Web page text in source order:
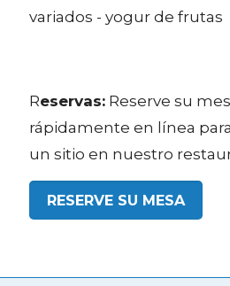
variados - yogur de frutas
Reservas: Reserve su
rápidamente en línea
un sitio en nuestro
RESERVE SU MESA